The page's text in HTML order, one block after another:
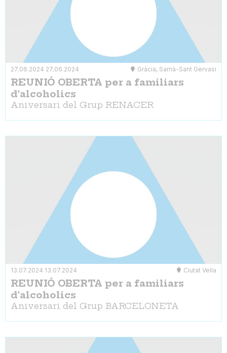
27.06.2024 27.06.2024 Gràcia, Sarrià-Sant Gervasi
REUNIÓ OBERTA per a familiars
d'alcoholics
Aniversari del Grup RENACER
13.07.2024 13.07.2024 Ciutat Vella
REUNIÓ OBERTA per a familiars
d'alcoholics
Aniversari del Grup BARCELONETA